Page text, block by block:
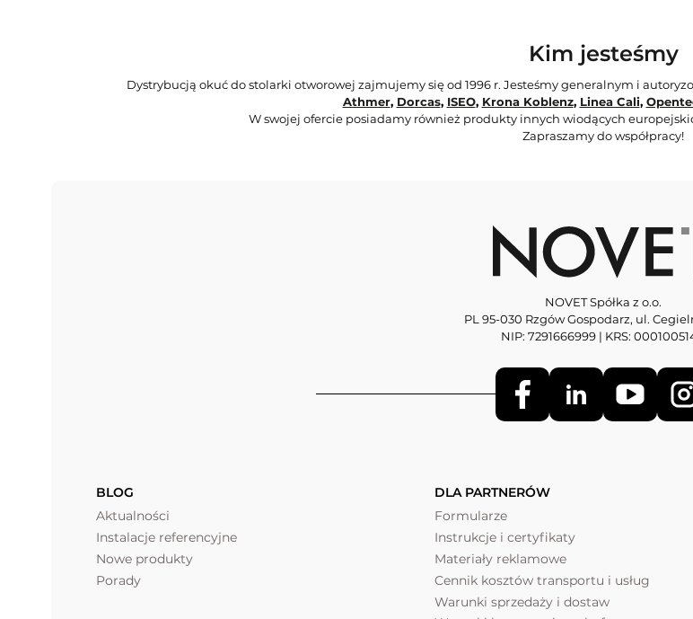
Kim jesteśmy
Dystrybucją okuć do stolarki otworowej zajmujemy się od 1996 r. Jesteśmy generalnym i
Athmer, Dorcas, ISEO, Krona Koblenz, Linea Cali,
W swojej ofercie posiadamy również produkty innych wiodących
Zapraszamy do współpracy!
NOVET Spółka z o.o.
PL 95-030 Rzgów Gospodarz, ul.
NIP: 7291666999 | KRS:
BLOG
Aktualności
Instalacje referencyjne
Nowe produkty
Porady
DLA PARTNERÓW
Formularze
Instrukcje i certyfikaty
Materiały reklamowe
Cennik kosztów transportu i usług
Warunki sprzedaży i dostaw